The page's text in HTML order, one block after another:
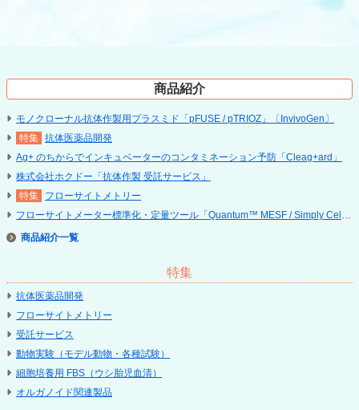
商品紹介
モノクローナル抗体作製用プラスミド「pFUSE / pTRIOZ」〔InvivoGen〕
抗体医薬品開発
Ag+ のちからでインキュベーターのコンタミネーション予防「Cleag+ard」
株式会社ホクドー「抗体作製 受託サービス」
フローサイトメトリー
フローサイトメーター標準化・定量ツール「Quantum™ MESF / Simply Cellular
商品紹介
特集
抗体医薬品開発
フローサイトメトリー
受託サービス
動物実験（モデル動物・各種試験）
細胞培養用 FBS（ウシ胎児血清）
オルガノイド関連製品